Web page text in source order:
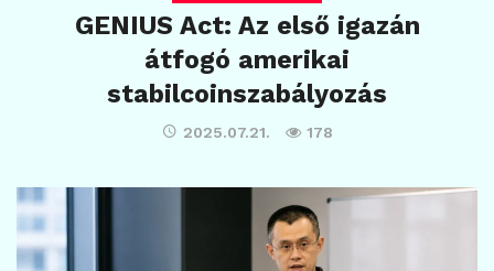
GENIUS Act: Az első igazán
átfogó amerikai
stabilcoinszabályozás
2025.07.21. 178